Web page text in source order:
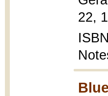
22,